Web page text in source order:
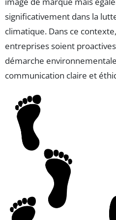
significativement dans la
climatique. Dans ce
entreprises soient
démarche
communication claire et